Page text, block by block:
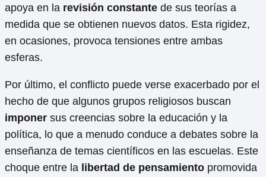
apoya en la revisión constante de sus teorías a
medida que se obtienen nuevos datos. Esta rigidez,
en ocasiones, provoca tensiones entre ambas
esferas.
Por último, el conflicto puede verse exacerbado por el
hecho de que algunos grupos religiosos buscan
imponer sus creencias sobre la educación y la
política, lo que a menudo conduce a debates sobre la
enseñanza de temas científicos en las escuelas. Este
choque entre la libertad de pensamiento promovida